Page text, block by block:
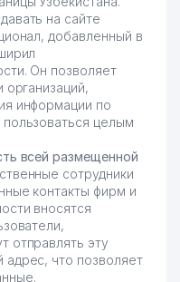
на сайте
добавленный в
Он позволяет
организаций,
информации по
целым
всей размещенной
сотрудники
контакты фирм и
вносятся
отправлять эту
что позволяет